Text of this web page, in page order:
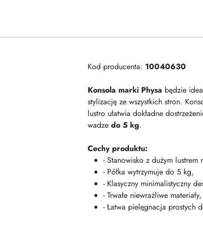
Kod producenta: 10040630
Konsola marki Physa będzie
stylizację ze wszystkich stron.
lustro ułatwia dokładne
wadze do 5 kg.
Cechy produktu:
- Stanowisko z dużym
- Półka wytrzymuje do 5 kg,
- Klasyczny minimalistyczny
- Trwałe niewrażliwe
- Łatwa pielęgnacja prostych